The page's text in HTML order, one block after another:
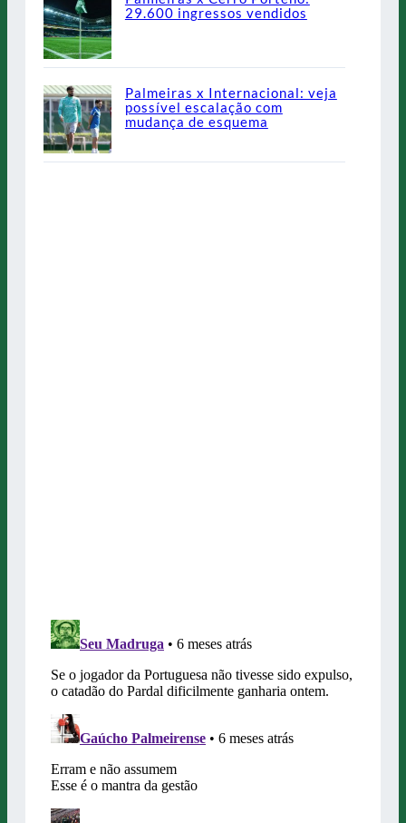
29.600 ingressos vendidos
Palmeiras x Internacional: veja
possível escalação com
mudança de esquema